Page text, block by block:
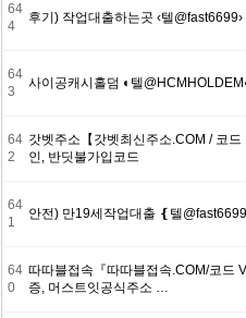
64
4
후기) 작업대출하는곳 ‹텔
64
3
사이공캐시홀덤 ◐텔
64
2
갓벳주소【갓벳최신주소.COM / 코
인, 반딧불가입코드
64
1
안전) 만19세작업대출 ❴텔
64
0
따따블접속『따따블접속.COM/코드
증, 머스트잇공식주소 …